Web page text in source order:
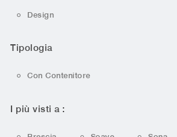
Design
Tipologia
Con Contenitore
I più visti a :